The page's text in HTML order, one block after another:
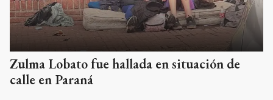
Zulma Lobato fue hallada en situación de
calle en Paraná